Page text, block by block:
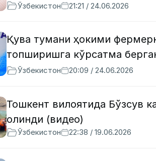
Ўзбекистон 21:21 / 24.06.2026
Қува тумани ҳокими
топширишга кўрсатма
Ўзбекистон 20:09 / 24.06.2026
Тошкент вилоятида Бўзсув
олинди (видео)
Ўзбекистон 22:38 / 19.06.2026